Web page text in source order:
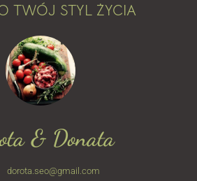
TWÓJ STYL ŻYCIA
& Donata
dorota.seo@gmail.com